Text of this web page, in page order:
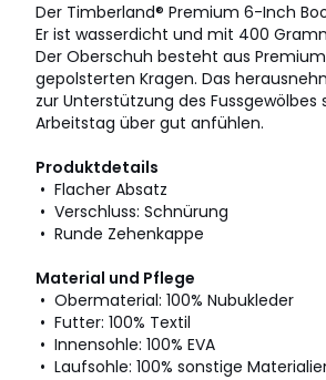
Der Timberland® Premium 6-Inch
Er ist wasserdicht und mit 400
Der Oberschuh besteht aus
gepolsterten Kragen. Das
zur Unterstützung des
Arbeitstag über gut anfühlen.
Produktdetails
• Flacher Absatz
• Verschluss: Schnürung
• Runde Zehenkappe
Material und Pflege
• Obermaterial: 100% Nubukleder
• Futter: 100% Textil
• Innensohle: 100% EVA
• Laufsohle: 100% sonstige